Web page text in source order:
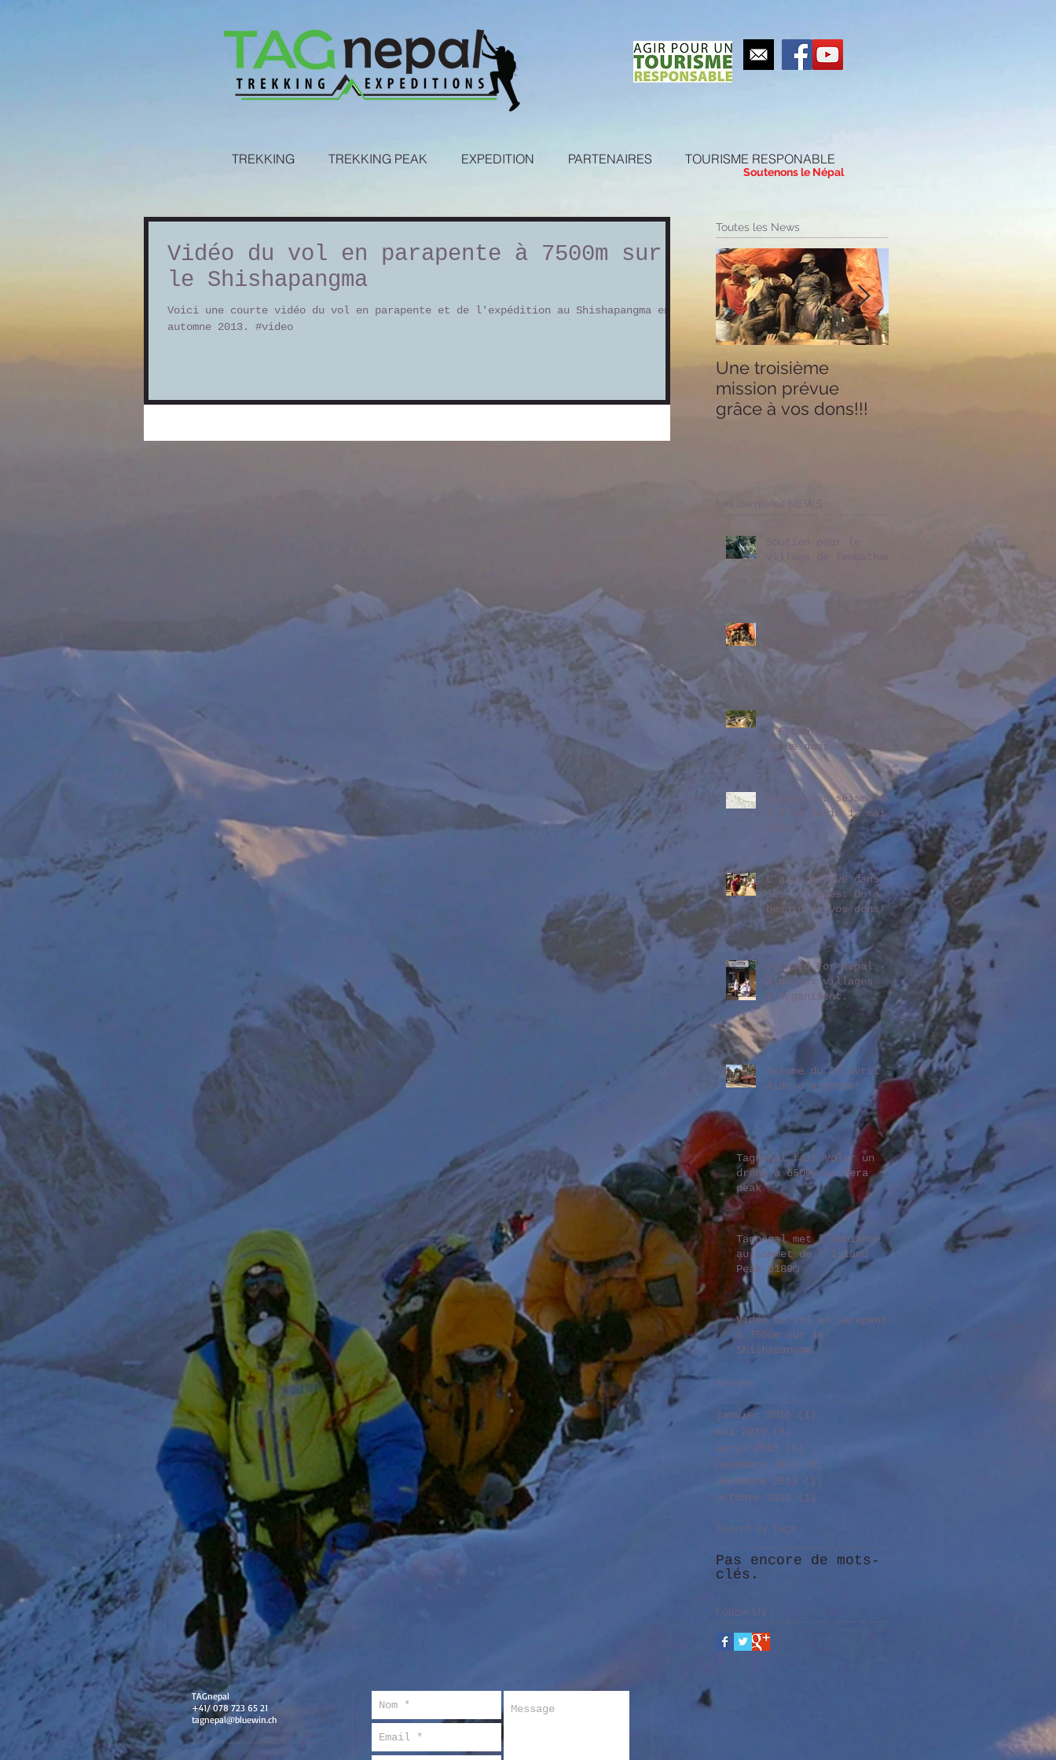
TREKKING TREKKING PEAK EXPEDITION PARTENAIRES TOURISME RESPONABLE
Soutenons le Népal
Vidéo du vol en parapente à 7500m sur
le Shishapangma
Voici une courte vidéo du vol en parapente et de l'expédition au Shishapangma en
automne 2013. #video
Toutes les News
Une troisième
mission prévue
grâce à vos dons!!!
Les dernières NEWS
L'action de TAGnepal
- Forward For Nepal
salué dans un article
de OnlineKhabar
Un nouveau séisme de
7,4 ce matin 12 mai
2015.
L'aide arrive dans
les villages: On a
besoin de vos dons!
Forward For Nepal -
Aide aux villages
s'organisent.
Séisme du 25 avril -
Aide d'urgence!
Tagnepal fait voler un
drone à 6500m au Mera
peak
Tagnepal met l'ambiance
au sommet de l'Island
Peak 6189m
Vidéo du vol en parapente
à 7500m sur le
Shishapangma
Archive
janvier 2016 (1)
mai 2015
(5)
avril 2015
(1)
novembre 2014
(2)
décembre 2013
(1)
octobre 2013
(1)
Search By Tags
Pas encore de mots-
clés.
Follow Us
TAGnepal
+41/ 078 723 65 21
tagnepal@bluewin.ch